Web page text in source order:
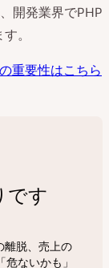
開発業界でPHP
。
重要性はこちら